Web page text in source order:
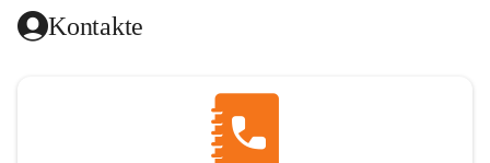
Dank gilt den Textautoren dieser Chronik, dem kleinen
Redaktionsteam, für die gute Zusammenarbeit.
gedankt werden, die durch ihre Erinnerungen, Informationen und
durch das Überlassen von Fotos und Dokumenten zum Gesamtbild
dieses Buches wesentlich beigetragen haben.
Kontakte